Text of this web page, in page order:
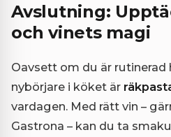
Avslutning:
och vinets magi
Oavsett om du är
nybörjare i köket är
vardagen. Med rätt vin –
Gastrona – kan du ta